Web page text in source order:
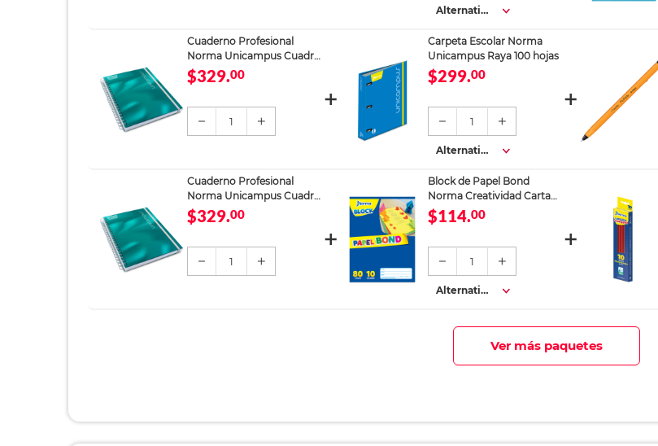
Alternativa
Cuaderno Profesional
Norma Unicampus Cuadro
Grande 160 Hojas Verde
Agua
$329.00
1
Carpeta Escolar Norma
Unicampus Raya 100 hojas
$299.00
1
Alternativa
Cuaderno Profesional
Norma Unicampus Cuadro
Grande 160 Hojas Verde
Agua
$329.00
1
Block de Papel Bond
Norma Creatividad Carta
Colores 80 hojas
$114.00
1
Alternativa
Ver más paquetes